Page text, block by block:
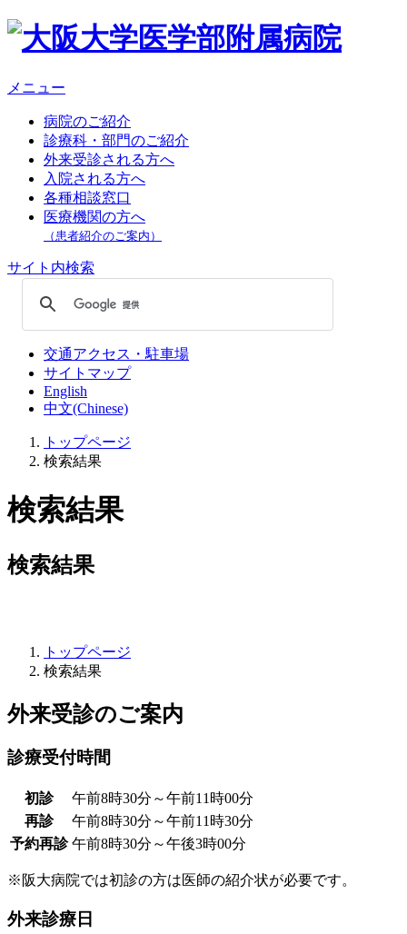
メニュー
病院のご紹介
診療科・部門のご紹介
外来受診される方へ
入院される方へ
各種相談窓口
医療機関の方へ
（患者紹介のご案内）
サイト内検索
交通アクセス・駐車場
サイトマップ
English
中文(Chinese)
トップページ
検索結果
検索結果
検索結果
トップページ
検索結果
外来受診のご案内
診療受付時間
初診
午前8時30分～午前11時00分
再診
午前8時30分～午前11時30分
予約再診 午前8時30分～午後3時00分
※阪大病院では初診の方は医師の紹介状が必要です。
外来診療日